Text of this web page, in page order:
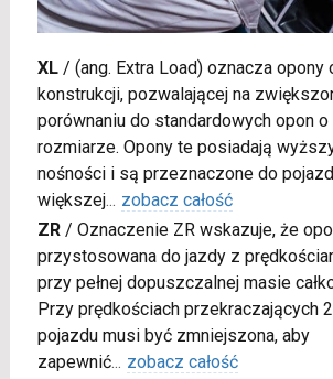
XL/ (ang. Extra Load) oznacza opony
konstrukcji, pozwalającej na
porównaniu do standardowych opon
rozmiarze. Opony te posiadają
nośności i są przeznaczone do
większej... zobacz całość
ZR/ Oznaczenie ZR wskazuje, że
przystosowana do jazdy z
przy pełnej dopuszczalnej masie
Przy prędkościach przekraczających
pojazdu musi być zmniejszona, aby
zapewnić... zobacz całość